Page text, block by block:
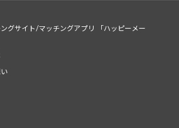
グサイト/マッチングアプリ 「ハッピーメー